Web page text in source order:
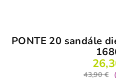
PONTE 20 sandále
43,90 €